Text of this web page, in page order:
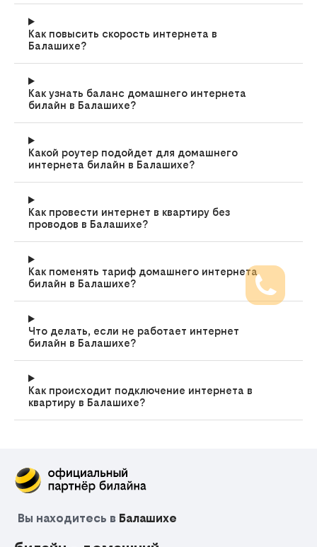
Как повысить скорость интернета в
Балашихе?
Как узнать баланс домашнего интернета
билайн в Балашихе?
Какой роутер подойдет для домашнего
интернета билайн в Балашихе?
Как провести интернет в квартиру без
проводов в Балашихе?
Как поменять тариф домашнего интернета
билайн в Балашихе?
Что делать, если не работает интернет
билайн в Балашихе?
Как происходит подключение интернета в
квартиру в Балашихе?
Вы находитесь в Балашихе